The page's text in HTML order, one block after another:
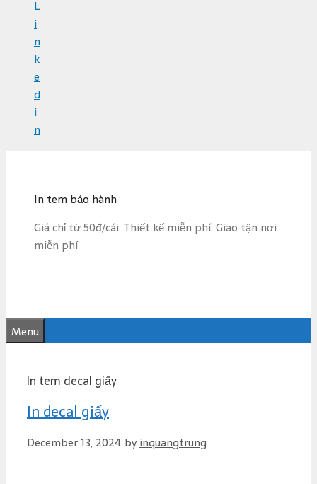
L
i
n
k
e
d
i
n
e
n
In tem bảo hành
Giá chỉ từ 50đ/cái. Thiết kế miễn phí. Giao tận nơi
miễn phí
Menu
In tem decal giấy
In decal giấy
December 13, 2024 byinquangtrung